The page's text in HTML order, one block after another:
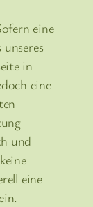
eine
in
eine
und
eine